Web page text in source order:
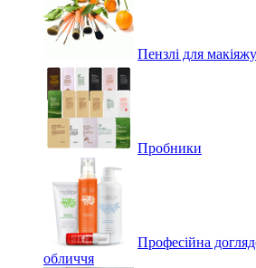
Пензлі для макіяжу
Пробники
Професійна
обличчя